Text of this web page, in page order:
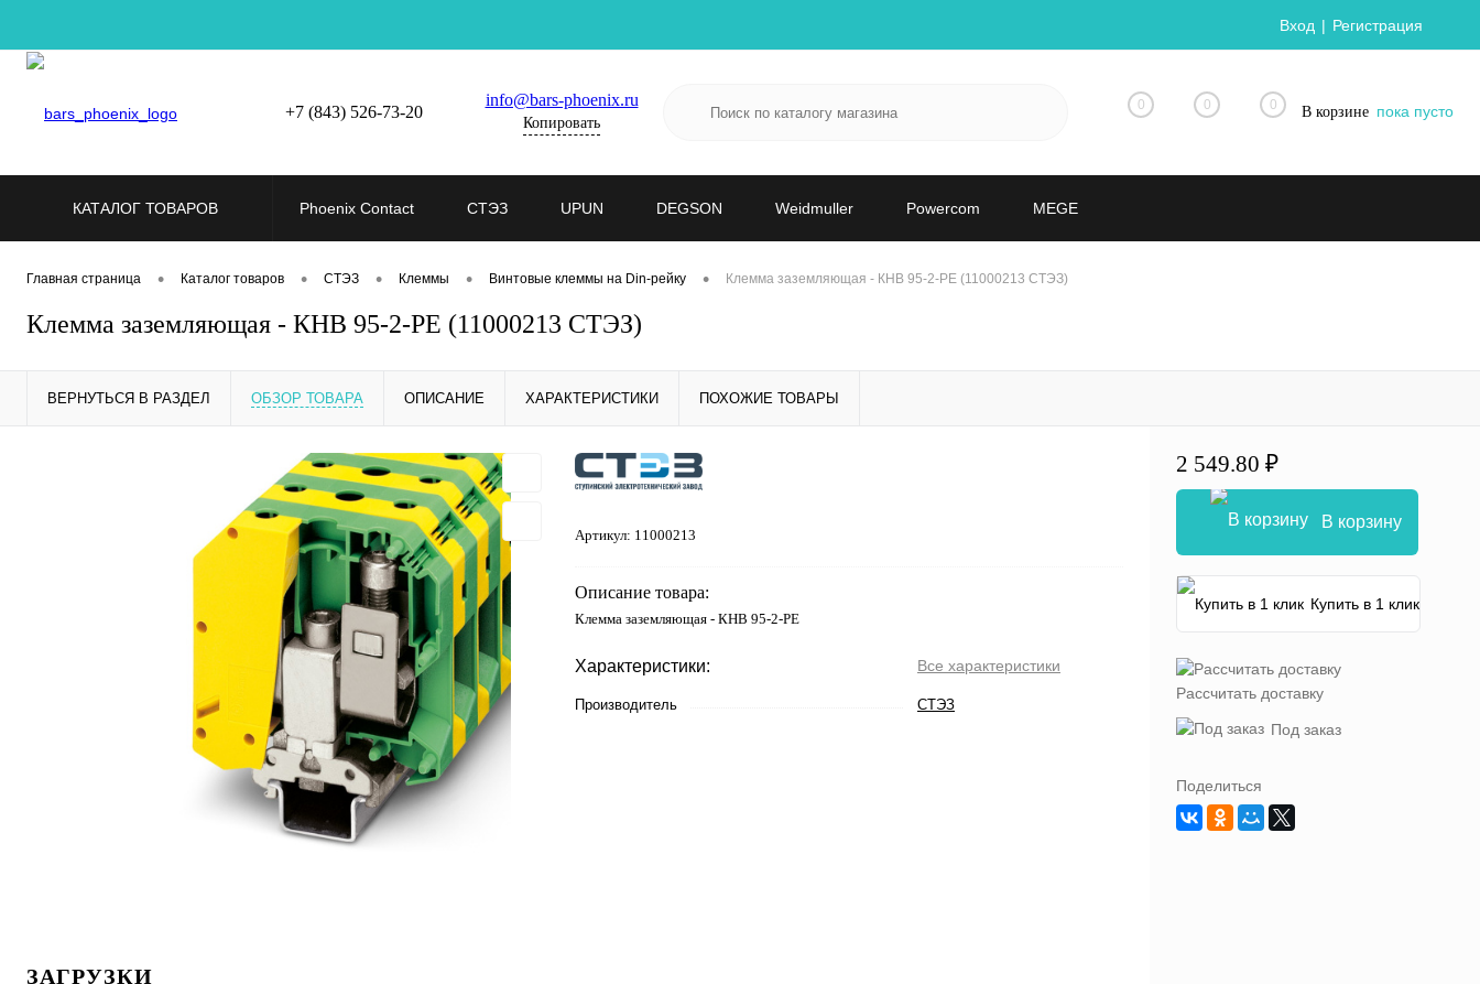
Вход Регистрация
+7 (843) 526-73-20
info@bars-phoenix.ru
Копировать
0 0 0 В корзине пока пусто
КАТАЛОГ ТОВАРОВ Phoenix Contact СТЭЗ UPUN DEGSON Weidmuller Powercom MEGE
Главная страница • Каталог товаров • СТЭЗ • Клеммы • Винтовые клеммы на Din-рейку • Клемма заземляющая - КНВ 95-2-РЕ (11000213 СТЭЗ)
Клемма заземляющая - КНВ 95-2-РЕ (11000213 СТЭЗ)
ВЕРНУТЬСЯ В РАЗДЕЛ ОБЗОР ТОВАРА ОПИСАНИЕ ХАРАКТЕРИСТИКИ ПОХОЖИЕ ТОВАРЫ
Артикул: 11000213
Описание товара:
Клемма заземляющая - КНВ 95-2-РЕ
Характеристики: Все характеристики
Производитель СТЭЗ
ЗАГРУЗКИ
2 549.80 ₽
В корзину
Купить в 1 клик
Рассчитать доставку
Под заказ
Поделиться